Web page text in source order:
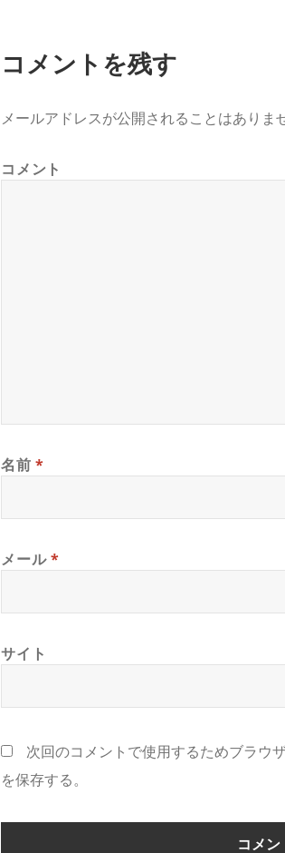
コメントを残す
メールアドレスが公開されることはありま
コメント
名前*
メール*
サイト
次回のコメントで使用するためブラウ
を保存する。